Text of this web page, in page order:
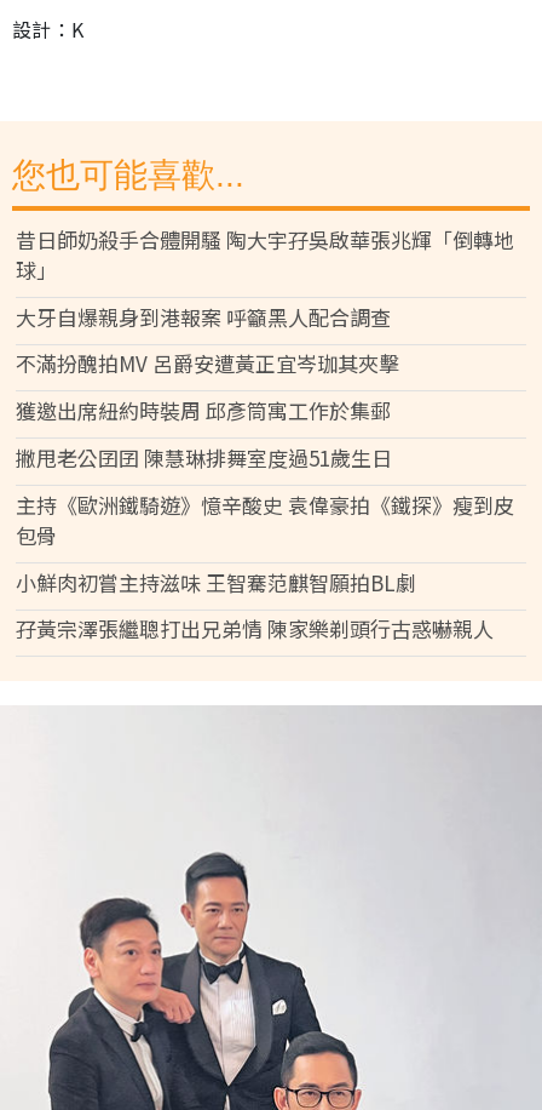
設計：K
您也可能喜歡...
昔日師奶殺手合體開騷 陶大宇孖吳啟華張兆輝「倒轉地
球」
大牙自爆親身到港報案 呼籲黑人配合調查
不滿扮醜拍MV 呂爵安遭黃正宜岑珈其夾擊
獲邀出席紐約時裝周 邱彥筒寓工作於集郵
撇甩老公囝囝 陳慧琳排舞室度過51歲生日
主持《歐洲鐵騎遊》憶辛酸史 袁偉豪拍《鐵探》瘦到皮
包骨
小鮮肉初嘗主持滋味 王智騫范麒智願拍BL劇
孖黃宗澤張繼聰打出兄弟情 陳家樂剃頭行古惑嚇親人